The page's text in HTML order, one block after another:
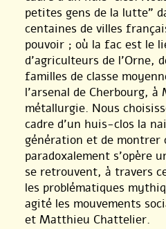
petites gens de la lutte”
centaines de villes
pouvoir ; où la fac est le
d’agriculteurs de l’Orne,
familles de classe
l’arsenal de Cherbourg,
métallurgie. Nous
cadre d’un huis-clos la
génération et de montrer
paradoxalement s’opère
se retrouvent, à travers
les problématiques
agité les mouvements
et Matthieu Chattelier.